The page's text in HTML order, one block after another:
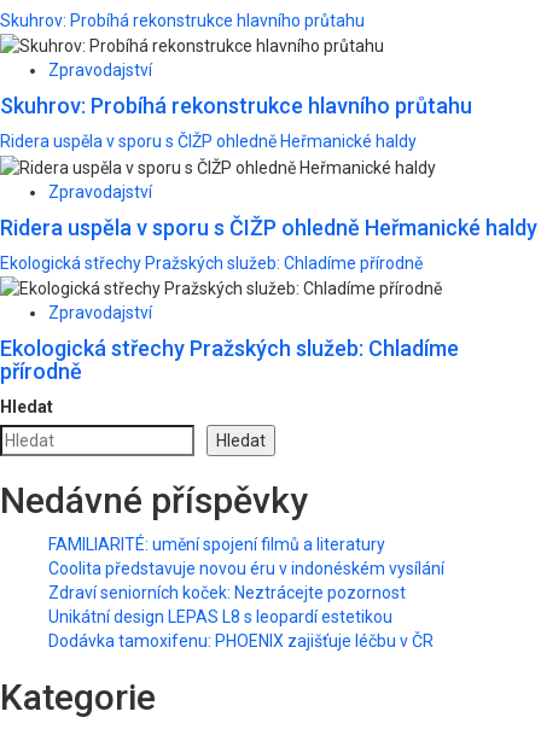
Skuhrov: Probíhá rekonstrukce hlavního průtahu
Zpravodajství
Skuhrov: Probíhá rekonstrukce hlavního průtahu
Ridera uspěla v sporu s ČIŽP ohledně Heřmanické haldy
Zpravodajství
Ridera uspěla v sporu s ČIŽP ohledně Heřmanické haldy
Ekologická střechy Pražských služeb: Chladíme přírodně
Zpravodajství
Ekologická střechy Pražských služeb: Chladíme
přírodně
Hledat
Hledat
Nedávné příspěvky
FAMILIARITÉ: umění spojení filmů a literatury
Coolita představuje novou éru v indonéském vysílání
Zdraví seniorních koček: Neztrácejte pozornost
Unikátní design LEPAS L8 s leopardí estetikou
Dodávka tamoxifenu: PHOENIX zajišťuje léčbu v ČR
Kategorie